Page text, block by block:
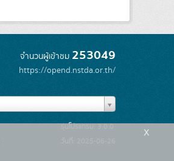
จำนวนผู้เข้าชม 253049
https://opend.nstda.or.th/
รุ่นโปรแกรม: 3.0.0
วันที่: 2025-06-26
x